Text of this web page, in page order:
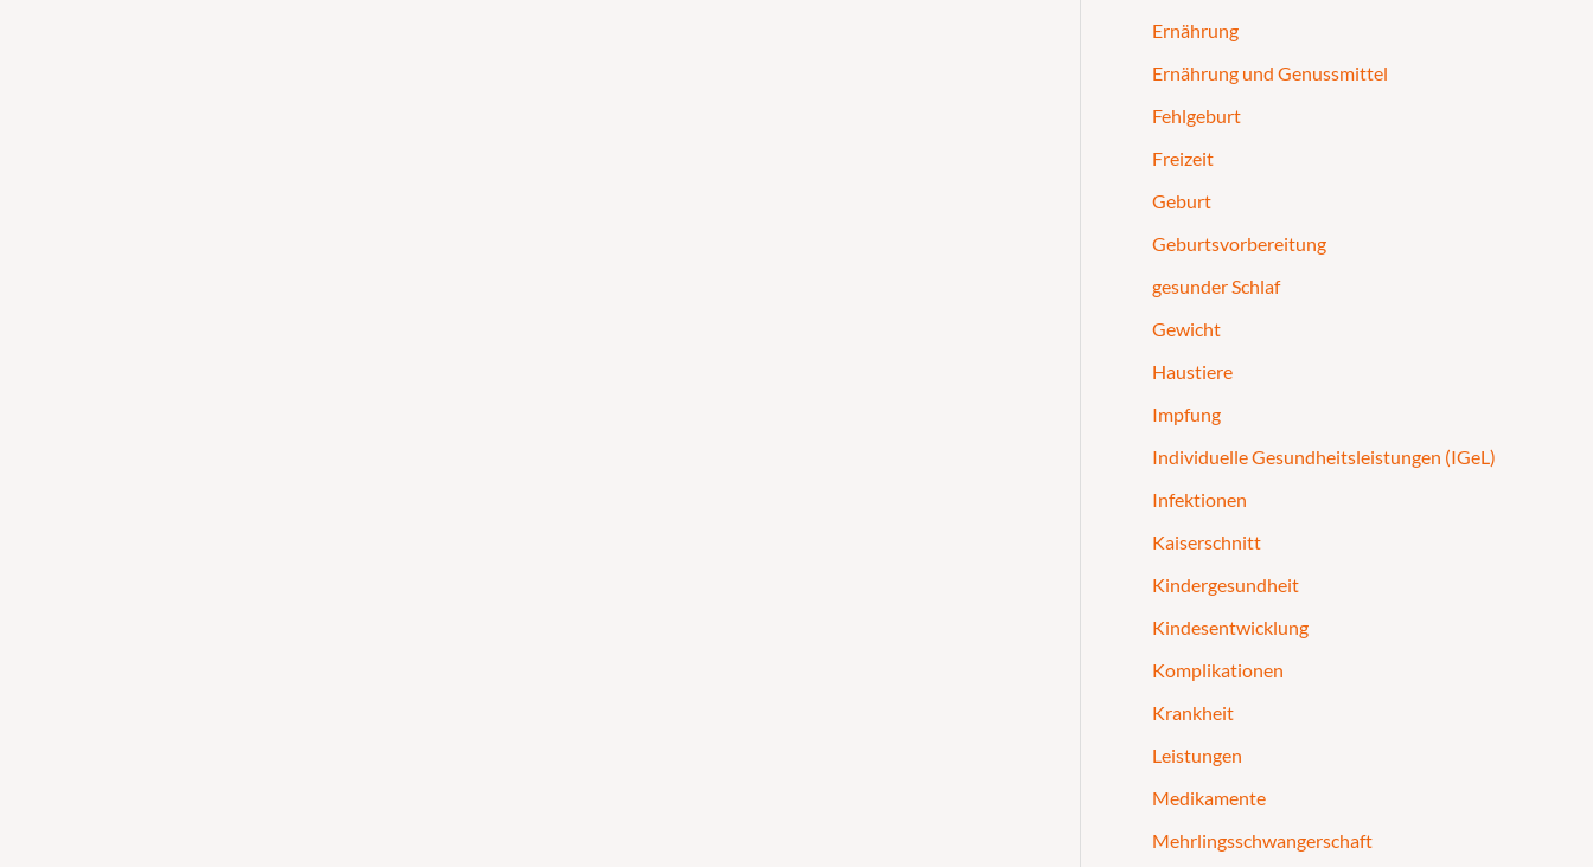
Ernährung
Ernährung und Genussmittel
Fehlgeburt
Freizeit
Geburt
Geburtsvorbereitung
gesunder Schlaf
Gewicht
Haustiere
Impfung
Individuelle Gesundheitsleistungen (IGeL)
Infektionen
Kaiserschnitt
Kindergesundheit
Kindesentwicklung
Komplikationen
Krankheit
Leistungen
Medikamente
Mehrlingsschwangerschaft